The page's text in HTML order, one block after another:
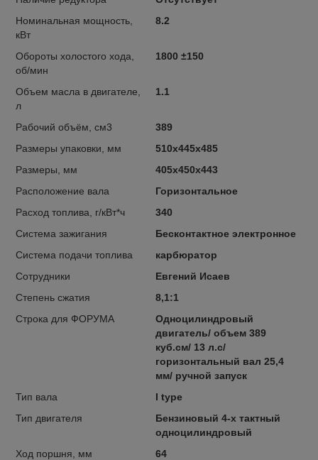
Номинальная мощность,
кВт
8.2
Обороты холостого хода,
об/мин
1800 ±150
Объем масла в двигателе,
л
1.1
Рабочий объём, см3
389
Размеры упаковки, мм
510х445х485
Размеры, мм
405х450х443
Расположение вала
Горизонтальное
Расход топлива, г/кВт*ч
340
Система зажигания
Бесконтактное электронное
Система подачи топлива
карбюратор
Сотрудники
Евгений Исаев
Степень сжатия
8,1:1
Строка для ФОРУМА
Одноцилиндровый
двигатель/ объем 389
куб.см/ 13 л.с/
горизонтальный вал 25,4
мм/ ручной запуск
Тип вала
I type
Тип двигателя
Бензиновый 4-х тактный
одноцилиндровый
Ход поршня, мм
64